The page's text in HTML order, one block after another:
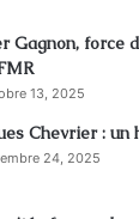
Gagnon, force
13, 2025
Chevrier : un
24, 2025